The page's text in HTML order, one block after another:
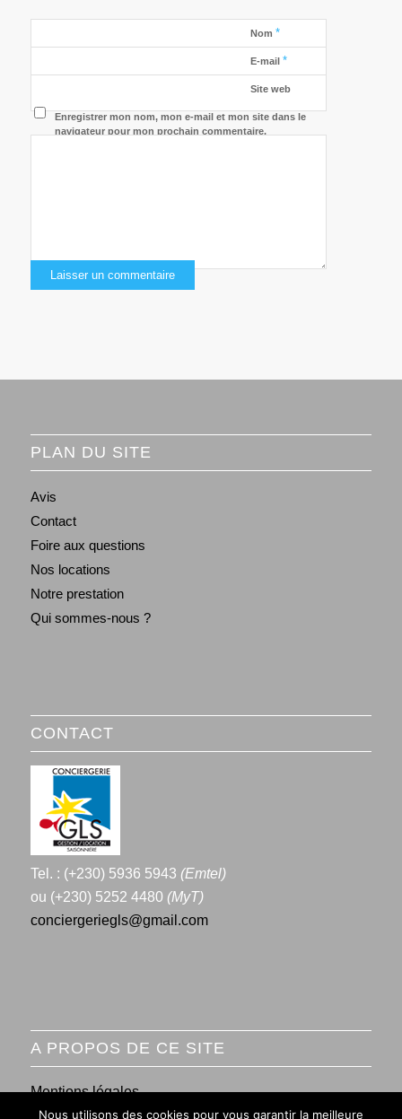
Nom *
E-mail *
Site web
Enregistrer mon nom, mon e-mail et mon site dans le
navigateur pour mon prochain commentaire.
PLAN DU SITE
Avis
Contact
Foire aux questions
Nos locations
Notre prestation
Qui sommes-nous ?
CONTACT
Tel. : (+230) 5936 5943 (Emtel)
ou (+230) 5252 4480 (MyT)
conciergeriegls@gmail.com
A PROPOS DE CE SITE
Mentions légales
Nous utilisons des cookies pour vous garantir la meilleure